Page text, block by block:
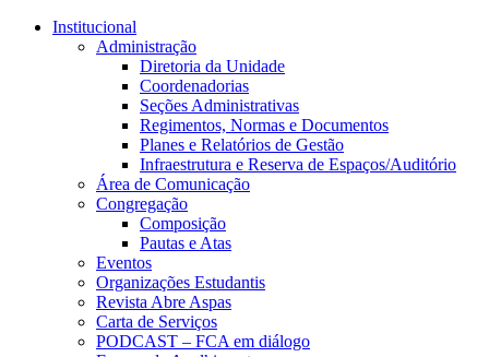
Conteúdo principal
Institucional
Administração
Diretoria da Unidade
Coordenadorias
Seções Administrativas
Regimentos, Normas e Documentos
Planes e Relatórios de Gestão
Infraestrutura e Reserva de Espaços/Auditório
Área de Comunicação
Congregação
Composição
Pautas e Atas
Eventos
Organizações Estudantis
Revista Abre Aspas
Carta de Serviços
PODCAST – FCA em diálogo